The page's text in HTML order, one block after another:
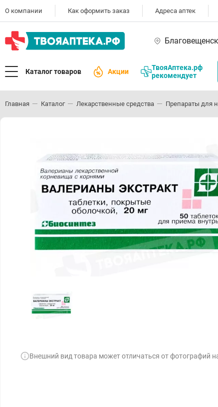
О компании Как оформить заказ Адреса аптек
Благовещенск
Каталог товаров Акции
ТвояАптека.рф
рекомендует
Главная Каталог Лекарственные средства Препараты для
Внешний вид товара может отличаться от фотографий